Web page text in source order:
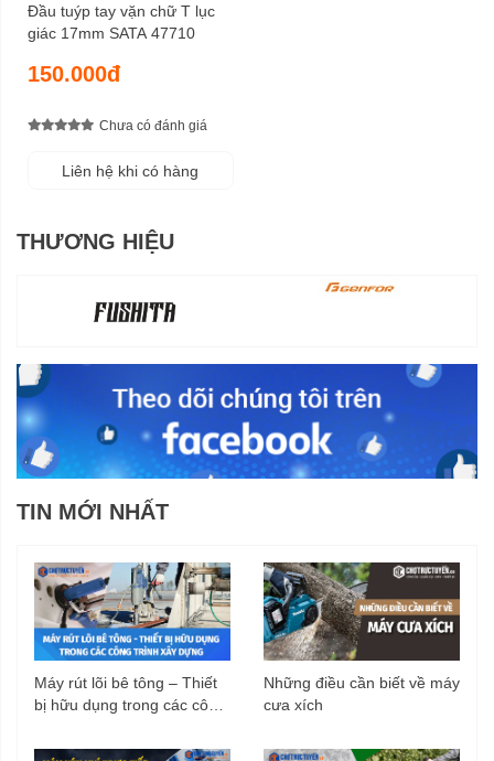
Đầu tuýp tay vặn chữ T lục
giác 17mm SATA 47710
150.000đ
Chưa có đánh giá
Liên hệ khi có hàng
THƯƠNG HIỆU
TIN MỚI NHẤT
Máy rút lõi bê tông – Thiết
bị hữu dụng trong các công
Những điều cần biết về máy
cưa xích